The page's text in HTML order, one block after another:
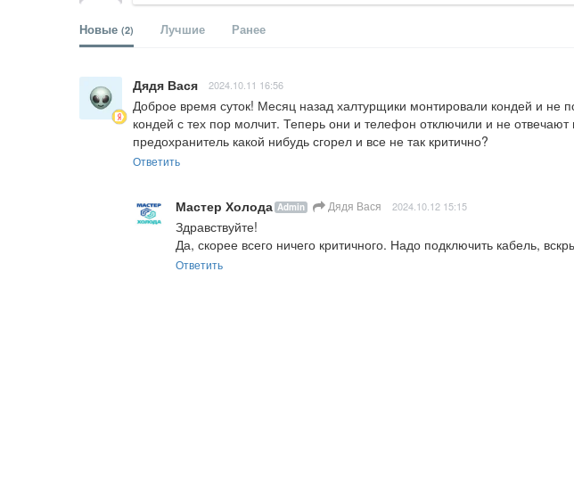
Новые (2) Лучшие Ранее
Дядя Вася 2024.10.11 16:56
Доброе время суток! Месяц назад халтурщики монтировали кондей и не
кондей с тех пор молчит. Теперь они и телефон отключили и не
предохранитель какой нибудь сгорел и все не так критично?
Ответить
Мастер Холода Admin Дядя Вася 2024.10.12 15:15
Здравствуйте!
Да, скорее всего ничего критичного. Надо подключить кабель,
Ответить